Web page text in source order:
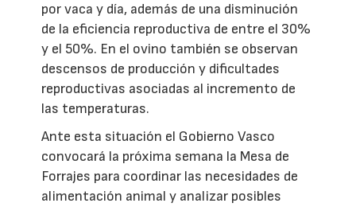
por vaca y día, además de una disminución
de la eficiencia reproductiva de entre el 30%
y el 50%. En el ovino también se observan
descensos de producción y dificultades
reproductivas asociadas al incremento de
las temperaturas.
Ante esta situación el Gobierno Vasco
convocará la próxima semana la Mesa de
Forrajes para coordinar las necesidades de
alimentación animal y analizar posibles